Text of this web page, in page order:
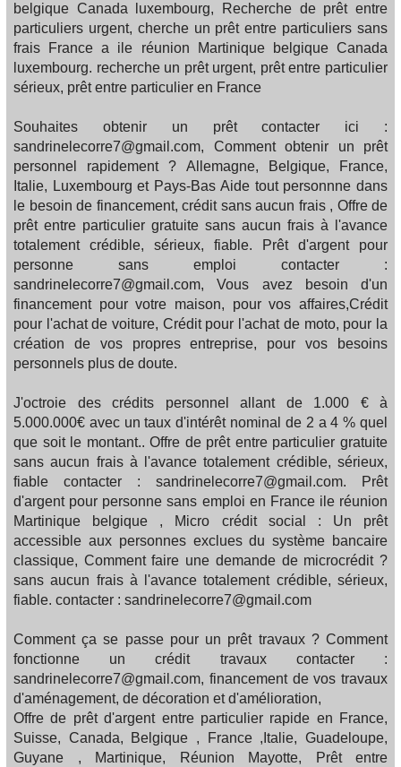
belgique Canada luxembourg, Recherche de prêt entre
particuliers urgent, cherche un prêt entre particuliers sans
frais France a ile réunion Martinique belgique Canada
luxembourg. recherche un prêt urgent, prêt entre particulier
sérieux, prêt entre particulier en France
Souhaites obtenir un prêt contacter ici :
sandrinelecorre7@gmail.com, Comment obtenir un prêt
personnel rapidement ? Allemagne, Belgique, France,
Italie, Luxembourg et Pays-Bas Aide tout personnne dans
le besoin de financement, crédit sans aucun frais , Offre de
prêt entre particulier gratuite sans aucun frais à l'avance
totalement crédible, sérieux, fiable. Prêt d'argent pour
personne sans emploi contacter :
sandrinelecorre7@gmail.com, Vous avez besoin d'un
financement pour votre maison, pour vos affaires,Crédit
pour l'achat de voiture, Crédit pour l'achat de moto, pour la
création de vos propres entreprise, pour vos besoins
personnels plus de doute.
J'octroie des crédits personnel allant de 1.000 € à
5.000.000€ avec un taux d'intérêt nominal de 2 a 4 % quel
que soit le montant.. Offre de prêt entre particulier gratuite
sans aucun frais à l'avance totalement crédible, sérieux,
fiable contacter : sandrinelecorre7@gmail.com. Prêt
d'argent pour personne sans emploi en France ile réunion
Martinique belgique , Micro crédit social : Un prêt
accessible aux personnes exclues du système bancaire
classique, Comment faire une demande de microcrédit ?
sans aucun frais à l'avance totalement crédible, sérieux,
fiable. contacter : sandrinelecorre7@gmail.com
Comment ça se passe pour un prêt travaux ? Comment
fonctionne un crédit travaux contacter :
sandrinelecorre7@gmail.com, financement de vos travaux
d'aménagement, de décoration et d'amélioration,
Offre de prêt d'argent entre particulier rapide en France,
Suisse, Canada, Belgique , France ,Italie, Guadeloupe,
Guyane , Martinique, Réunion Mayotte, Prêt entre